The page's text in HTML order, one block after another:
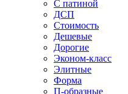
С патиной
ДСП
Стоимость
Дешевые
Дорогие
Эконом-класс
Элитные
Форма
П-образные